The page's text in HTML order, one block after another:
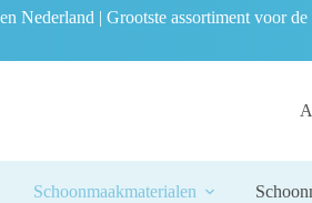
Nederland | Grootste assortiment voor de
Schoonmaakmaterialen